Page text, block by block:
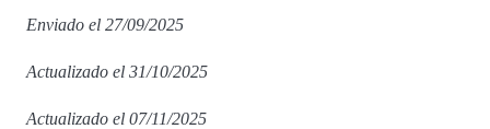
Enviado el 27/09/2025
Actualizado el 31/10/2025
Actualizado el 07/11/2025